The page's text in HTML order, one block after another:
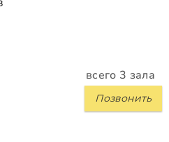
всего 3 зала
Позвонить